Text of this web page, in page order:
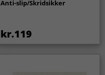
Anti-slip/Skridsikker
kr.119